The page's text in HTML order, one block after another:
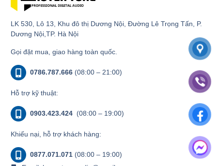
LK 530, Lô 13, Khu đô thị Dương Nội, Đường Lê Trọng Tấn, P.
Dương Nội,TP. Hà Nội
Gọi đặt mua, giao hàng toàn quốc.
0786.787.666 (08:00 – 21:00)
Hỗ trợ kỹ thuật:
0903.423.424 (08:00 – 19:00)
Khiếu nại, hỗ trợ khách hàng:
0877.071.071 (08:00 – 19:00)